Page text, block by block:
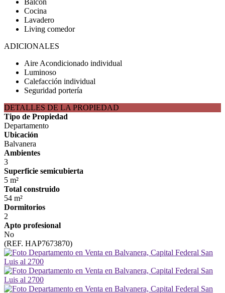
Balcón
Cocina
Lavadero
Living comedor
ADICIONALES
Aire Acondicionado individual
Luminoso
Calefacción individual
Seguridad portería
DETALLES DE LA PROPIEDAD
Tipo de Propiedad
Departamento
Ubicación
Balvanera
Ambientes
3
Superficie semicubierta
5 m²
Total construido
54 m²
Dormitorios
2
Apto profesional
No
(REF. HAP7673870)